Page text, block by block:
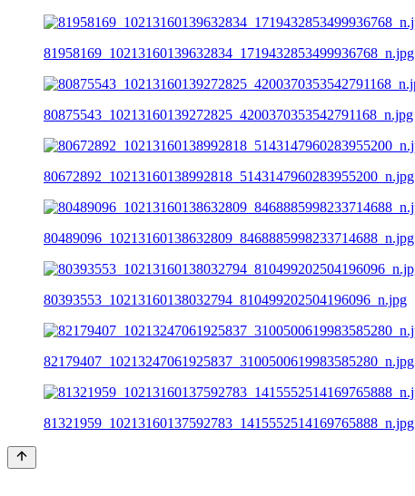
81958169_10213160139632834_1719432853499936768_n.jpg
80875543_10213160139272825_4200370353542791168_n.jpg
80672892_10213160138992818_5143147960283955200_n.jpg
80489096_10213160138632809_8468885998233714688_n.jpg
80393553_10213160138032794_810499202504196096_n.jpg
82179407_10213247061925837_3100500619983585280_n.jpg
81321959_10213160137592783_1415552514169765888_n.jpg